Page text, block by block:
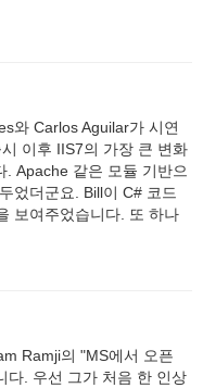
와 Carlos Aguilar가 시연
이후 IIS7의 가장 큰 변화
. Apache 같은 모듈 기반으
었더군요. Bill이 C# 코드
보여주었습니다. 또 하나
Ramji의 "MS에서 오픈
다. 우선 그가 처음 한 인상